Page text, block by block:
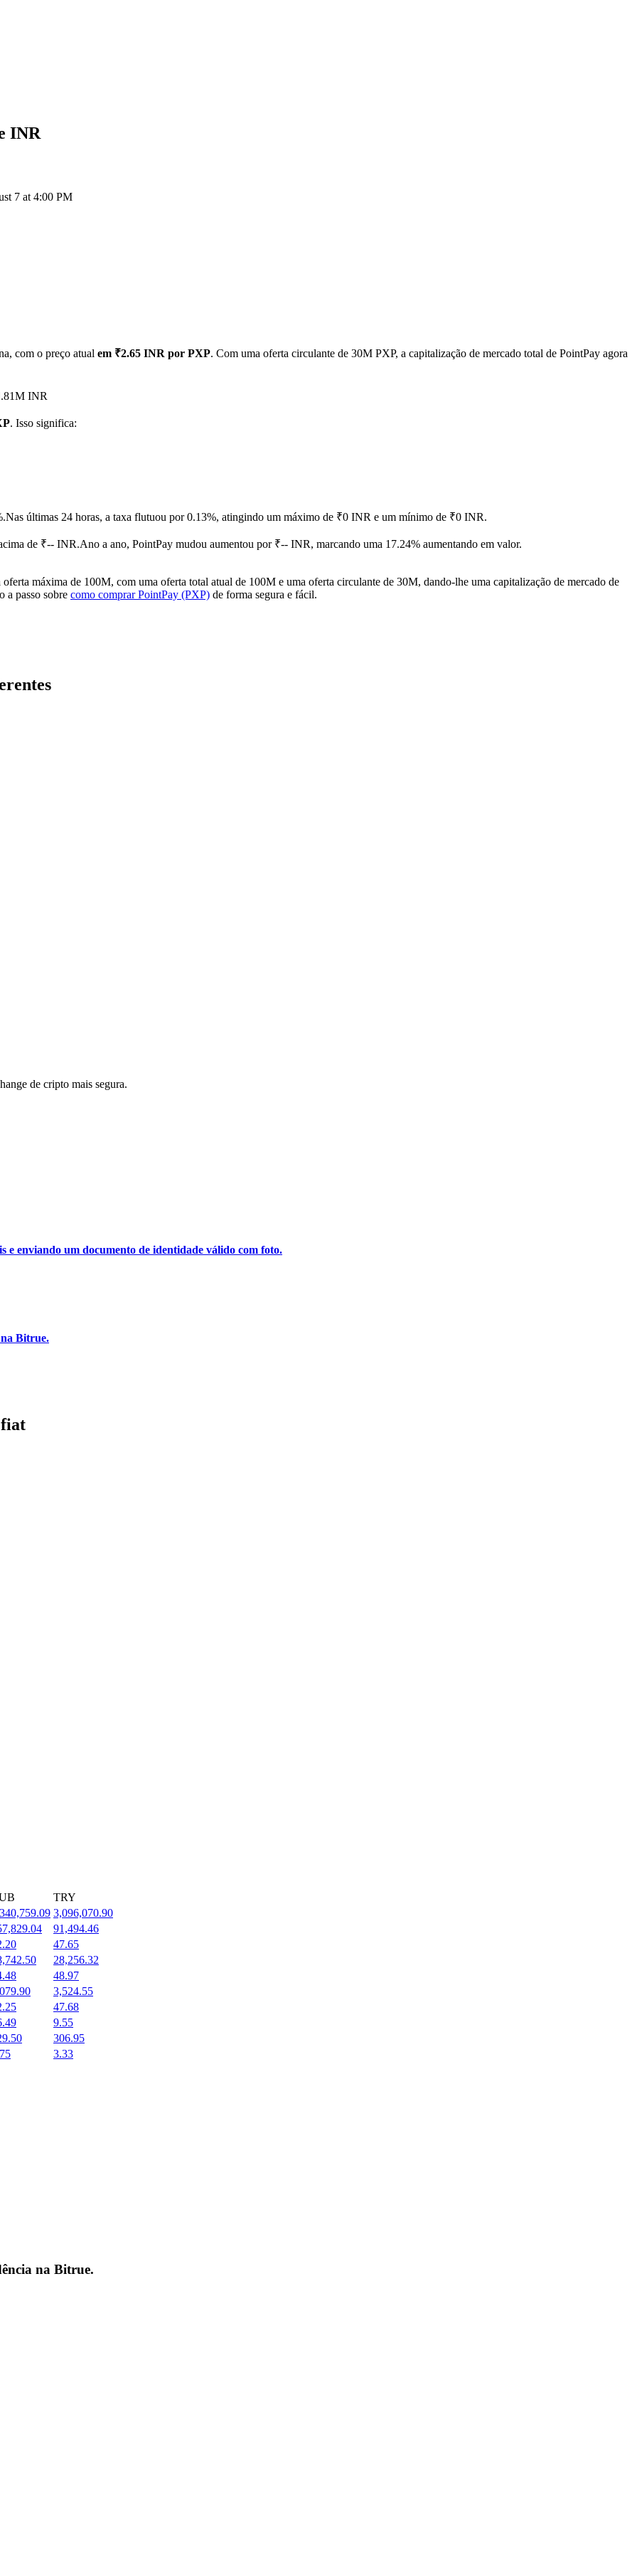
INR
7 at 4:00 PM
com o preço atual em ₹2.65 INR por PXP. Com uma oferta circulante de 30M PXP, a capitalização de mercado total de PointPay agora
INR
. Isso significa:
Nas últimas 24 horas, a taxa flutuou por 0.13%, atingindo um máximo de ₹0 INR e um mínimo de ₹0 INR.
de ₹-- INR.Ano a ano, PointPay mudou aumentou por ₹-- INR, marcando uma 17.24% aumentando em valor.
máxima de 100M, com uma oferta total atual de 100M e uma oferta circulante de 30M, dando-lhe uma capitalização de mercado de
a passo sobre como comprar PointPay (PXP) de forma segura e fácil.
de cripto mais segura.
e enviando um documento de identidade válido com foto.
na Bitrue.
fiat
TRY
3,096,070.90
91,494.46
47.65
28,256.32
48.97
3,524.55
47.68
9.55
306.95
3.33
na Bitrue.